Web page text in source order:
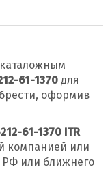
61-1370 для
оформив
61-1370 ITR
компанией или
РФ или ближнего